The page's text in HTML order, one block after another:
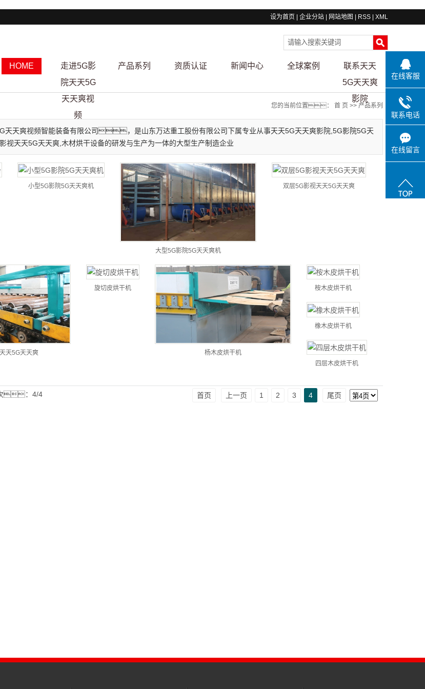
设为首页 企业分站 网站地图 RSS XML
HOME
走进5G影
院天天5G
天天爽视
频
产品系列 资质认证 新闻中心 全球案例
联系天天
5G天天爽
影院
您的当前位置： 首 页 >> 产品系列
天天爽视频智能装备有限公司，是山东万达重工股份有限公司下属专业从事天天5G天天爽影院,5G影院5G天
天天5G天天爽,木材烘干设备的研发与生产为一体的大型生产制造企业
小型5G影院5G天天爽机
大型5G影院5G天天爽机
双层5G影视天天5G天天爽
天5G天天爽
旋切皮烘干机
杨木皮烘干机
桉木皮烘干机
橡木皮烘干机
四层木皮烘干机
：4/4 首页 上一页 1 2 3 4 尾页
在线客服
联系电话
在线留言